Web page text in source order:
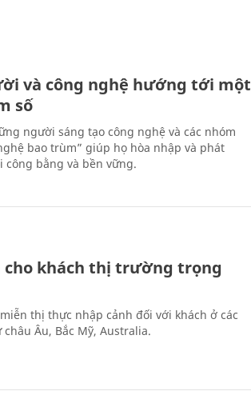
và công nghệ hướng tới một
số
người sáng tạo công nghệ và các nhóm
bao trùm” giúp họ hòa nhập và phát
bằng và bền vững.
cho khách thị trường trọng
thị thực nhập cảnh đối với khách ở các
Âu, Bắc Mỹ, Australia.